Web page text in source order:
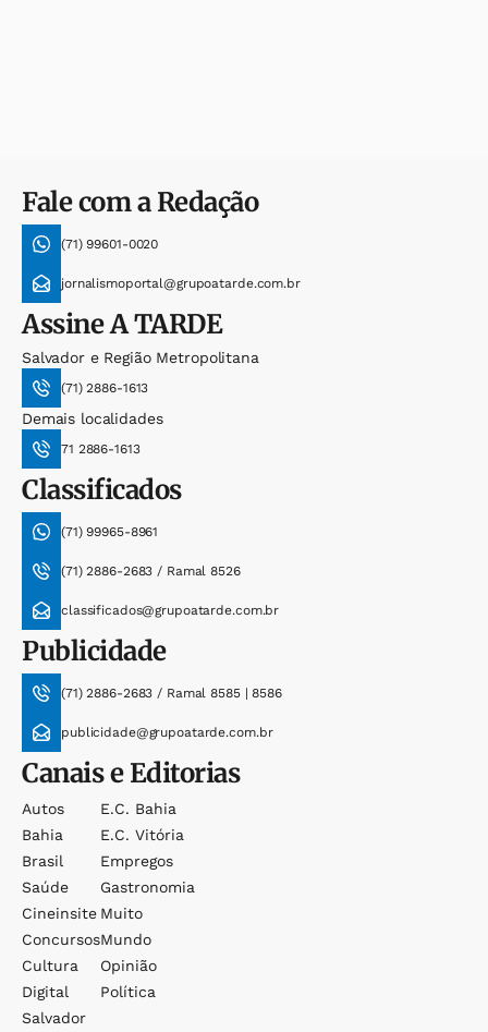
Fale com a Redação
(71) 99601-0020
jornalismoportal@grupoatarde.com.br
AssineA TARDE
Salvador e Região Metropolitana
(71) 2886-1613
Demais localidades
71 2886-1613
Classificados
(71) 99965-8961
(71) 2886-2683 / Ramal 8526
classificados@grupoatarde.com.br
Publicidade
(71) 2886-2683 / Ramal 8585 | 8586
publicidade@grupoatarde.com.br
Canais e Editorias
Autos
Bahia
Brasil
Saúde
Cineinsite
Concursos
Cultura
Digital
Salvador
E.c. Bahia
E.c. Vitória
Empregos
Gastronomia
Muito
Mundo
Opinião
Política